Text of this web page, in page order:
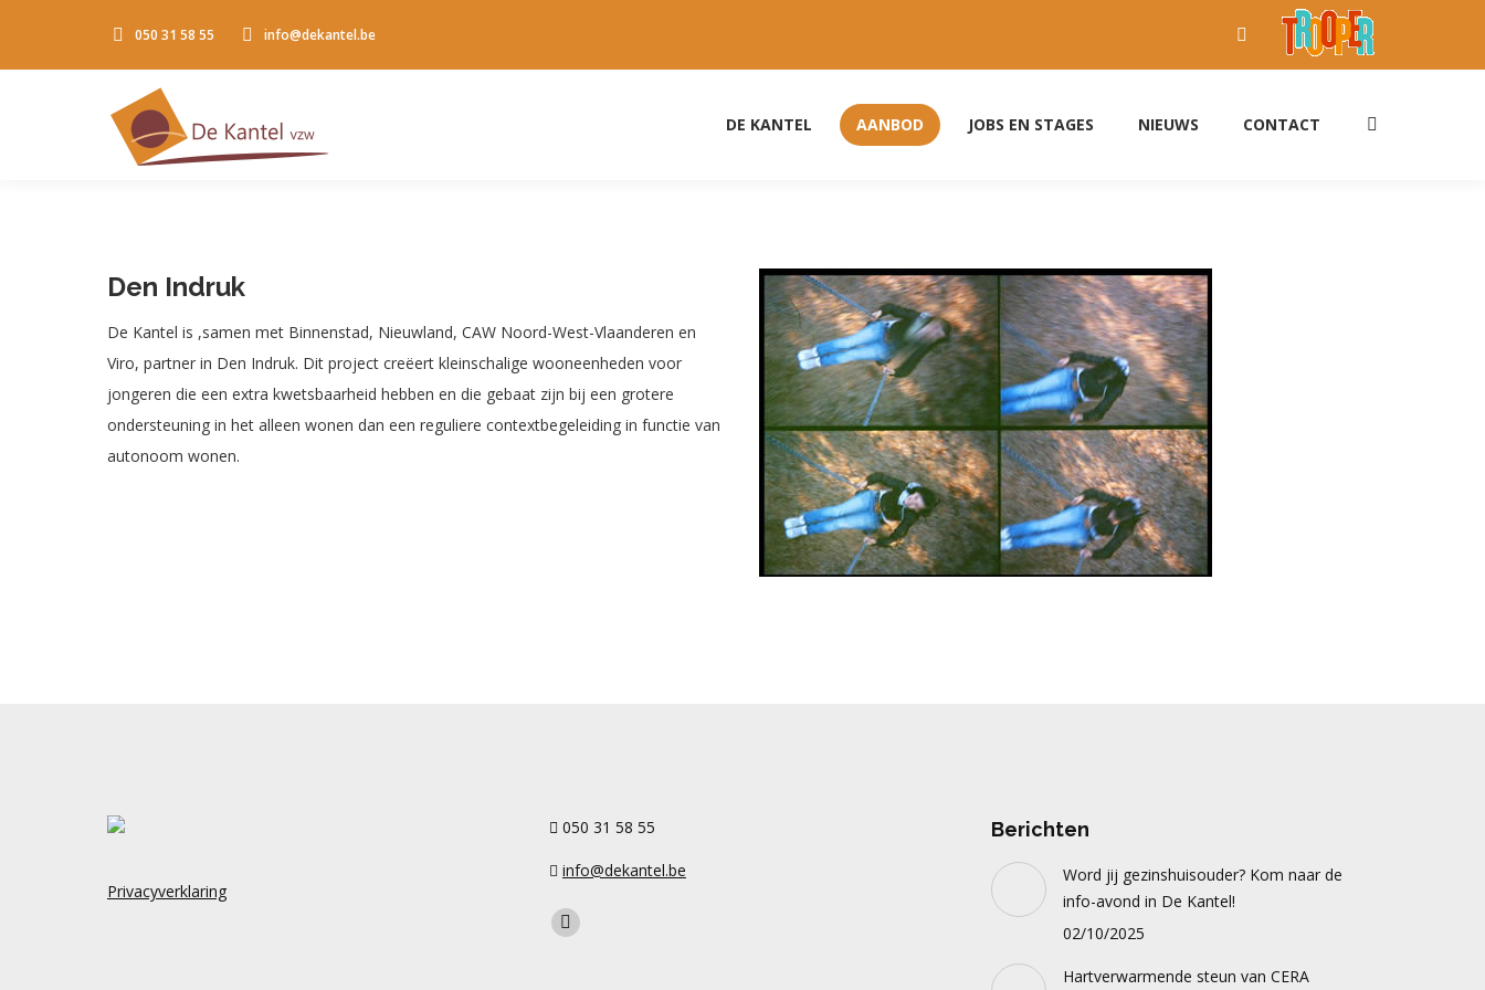
050 31 58 55 info@dekantel.be
Facebook
page
in
DE KANTEL AANBOD JOBS EN STAGES NIEUWS CONTACT Search:
Den Indruk
De Kantel is ,samen met Binnenstad, Nieuwland, CAW Noord-West-Vlaanderen en
Viro, partner in Den Indruk. Dit project creëert kleinschalige wooneenheden voor
jongeren die een extra kwetsbaarheid hebben en die gebaat zijn bij een grotere
ondersteuning in het alleen wonen dan een reguliere contextbegeleiding in functie van
autonoom wonen.
Privacyverklaring
050 31 58 55
info@dekantel.be
Find us on:
Facebook
Berichten
Word jij gezinshuisouder? Kom naar de
info-avond in De Kantel!
02/10/2025
Hartverwarmende steun van CERA